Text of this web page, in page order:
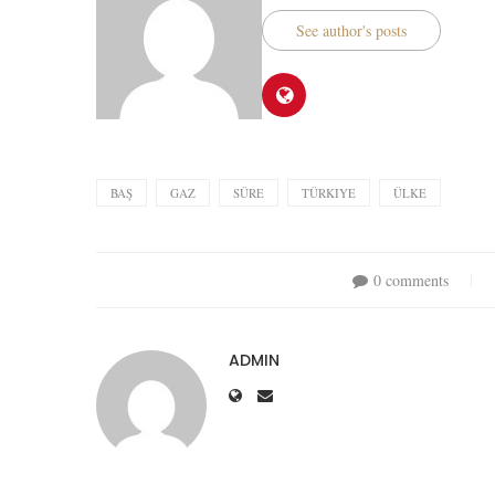
See author's posts
BAŞ GAZ SÜRE TÜRKIYE ÜLKE
0 comments
ADMIN